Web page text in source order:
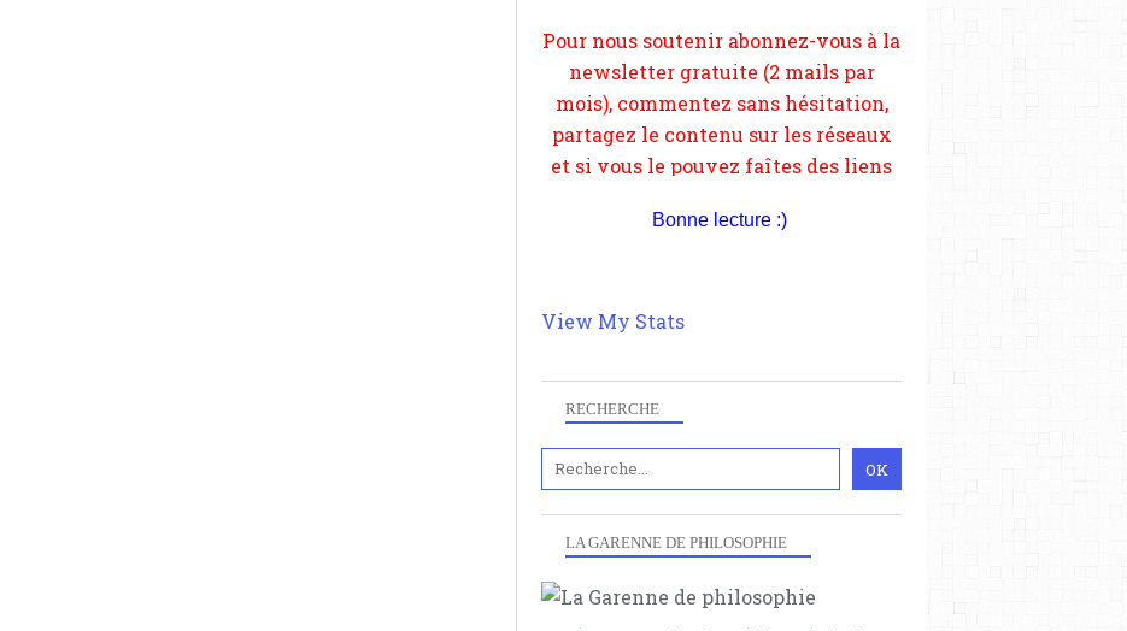
RECHERCHE
LA GARENNE DE PHILOSOPHIE
et si vous le pouvez faîtes des liens
depuis votre site.
Bonne lecture :)
View My Stats